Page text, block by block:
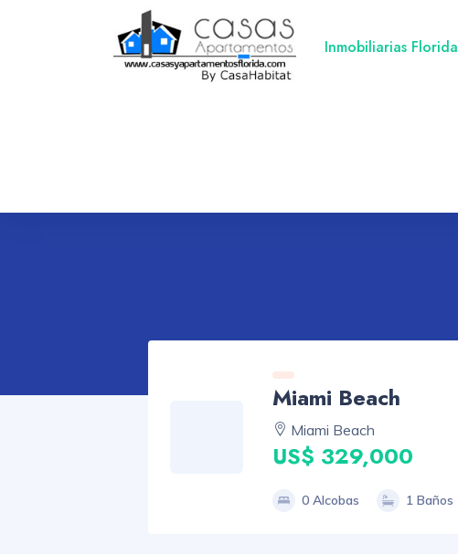
Inmobiliarias Florida
Miami Beach
Miami Beach
US$ 329,000
0 Alcobas 1 Baños